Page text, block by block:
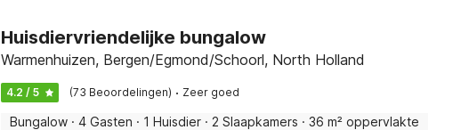
Huisdiervriendelijke bungalow
Warmenhuizen, Bergen/Egmond/Schoorl, North Holland
4.2 / 5 (73 Beoordelingen) · Zeer goed
Bungalow · 4 Gasten · 1 Huisdier · 2 Slaapkamers · 36 m² oppervlakte